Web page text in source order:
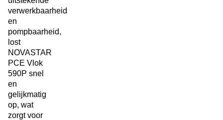
verwerkbaarheid
en
pompbaarheid,
lost
NOVASTAR
PCE Vlok
590P snel
en
gelijkmatig
op, wat
zorgt voor